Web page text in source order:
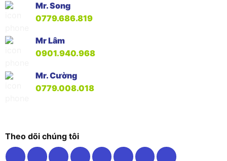
Mr. Song
0779.686.819
Mr Lâm
0901.940.968
Mr. Cường
0779.008.018
Theo dõi chúng tôi